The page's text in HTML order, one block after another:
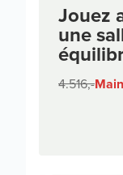
Jouez
une
4.516,-